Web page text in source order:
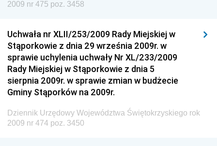
Technologii
Dziennik Urzędowy Ministra Inwestycji i Rozwoju
Dziennik Urzędowy Naczelnego Dyrektora Archiwów
Państwowych
Dziennik Urzędowy Ministra Finansów, Inwestycji i
Dziennik Urzędowy Ministra Klimatu
2009 nr 475 poz. 3458
Uchwała nr XLII/253/2009 Rady Miejskiej w
Stąporkowie z dnia 29 września 2009r. w
sprawie uchylenia uchwały Nr XL/233/2009
Rady Miejskiej w Stąporkowie z dnia 5
sierpnia 2009r. w sprawie zmian w budżecie
Gminy Stąporków na 2009r.
Dziennik Urzędowy Województwa Świętokrzyskiego rok
2009 nr 474 poz. 3450